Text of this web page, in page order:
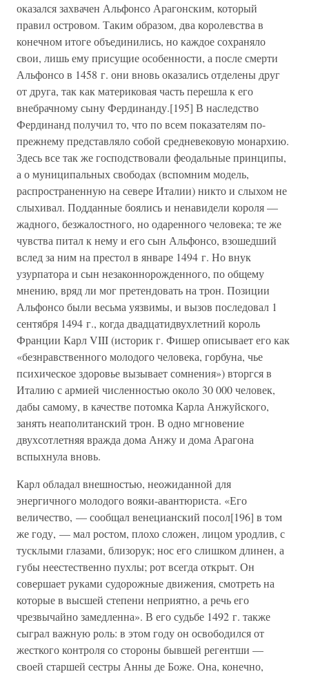
оказался захвачен Альфонсо Арагонским, который
правил островом. Таким образом, два королевства в
конечном итоге объединились, но каждое сохраняло
свои, лишь ему присущие особенности, а после смерти
Альфонсо в 1458 г. они вновь оказались отделены друг
от друга, так как материковая часть перешла к его
внебрачному сыну Фердинанду.[195] В наследство
Фердинанд получил то, что по всем показателям по-
прежнему представляло собой средневековую монархию.
Здесь все так же господствовали феодальные принципы,
а о муниципальных свободах (вспомним модель,
распространенную на севере Италии) никто и слыхом не
слыхивал. Подданные боялись и ненавидели короля —
жадного, безжалостного, но одаренного человека; те же
чувства питал к нему и его сын Альфонсо, взошедший
вслед за ним на престол в январе 1494 г. Но внук
узурпатора и сын незаконнорожденного, по общему
мнению, вряд ли мог претендовать на трон. Позиции
Альфонсо были весьма уязвимы, и вызов последовал 1
сентября 1494 г., когда двадцатидвухлетний король
Франции Карл VIII (историк г. Фишер описывает его как
«безнравственного молодого человека, горбуна, чье
психическое здоровье вызывает сомнения») вторгся в
Италию с армией численностью около 30 000 человек,
дабы самому, в качестве потомка Карла Анжуйского,
занять неаполитанский трон. В одно мгновение
двухсотлетняя вражда дома Анжу и дома Арагона
вспыхнула вновь.
Карл обладал внешностью, неожиданной для
энергичного молодого вояки-авантюриста. «Его
величество, — сообщал венецианский посол[196] в том
же году, — мал ростом, плохо сложен, лицом уродлив, с
тусклыми глазами, близорук; нос его слишком длинен, а
губы неестественно пухлы; рот всегда открыт. Он
совершает руками судорожные движения, смотреть на
которые в высшей степени неприятно, а речь его
чрезвычайно замедленна». В его судьбе 1492 г. также
сыграл важную роль: в этом году он освободился от
жесткого контроля со стороны бывшей регентши —
своей старшей сестры Анны де Боже. Она, конечно,